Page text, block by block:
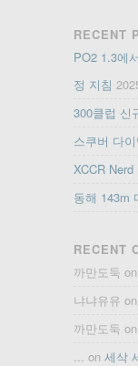
RECENT
PO2 1.3에
정 지침
300클럽 신
스쿠버 다
XCCR Nerd
동해 143m
RECENT
까만도둑 on
냐냐유유 on
까만도둑 on
... on 세삭